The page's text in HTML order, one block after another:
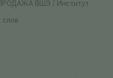
/ Институт
слов